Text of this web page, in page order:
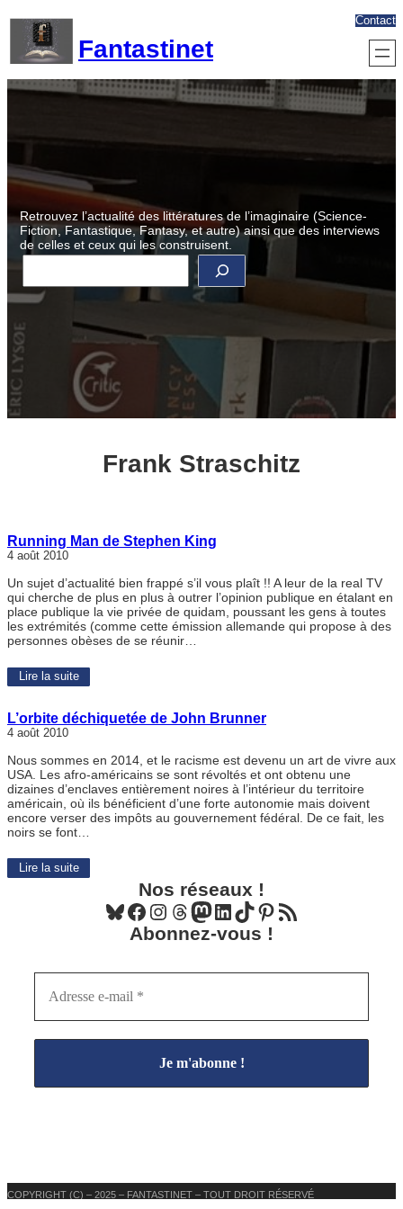
contenu
Fantastinet
Contact
Retrouvez l’actualité des littératures de l’imaginaire (Science-
Fiction, Fantastique, Fantasy, et autre) ainsi que des interviews
de celles et ceux qui les construisent.
R
c
h
r
c
h
e
r
Frank Straschitz
Running Man de Stephen King
4 août 2010
Un sujet d’actualité bien frappé s’il vous plaît !! A leur de la real TV
qui cherche de plus en plus à outrer l’opinion publique en étalant en
place publique la vie privée de quidam, poussant les gens à toutes
les extrémités (comme cette émission allemande qui propose à des
personnes obèses de se réunir…
Lire la suite
L’orbite déchiquetée de John Brunner
4 août 2010
Nous sommes en 2014, et le racisme est devenu un art de vivre aux
USA. Les afro-américains se sont révoltés et ont obtenu une
dizaines d’enclaves entièrement noires à l’intérieur du territoire
américain, où ils bénéficient d’une forte autonomie mais doivent
encore verser des impôts au gouvernement fédéral. De ce fait, les
noirs se font…
Lire la suite
Nos réseaux !
Bluesky Facebook Instagram Threads Mastodon LinkedIn TikTok Pinterest Flux RSS
Abonnez-vous !
COPYRIGHT (C) – 2025 – FANTASTINET – TOUT DROIT RÉSERVÉ